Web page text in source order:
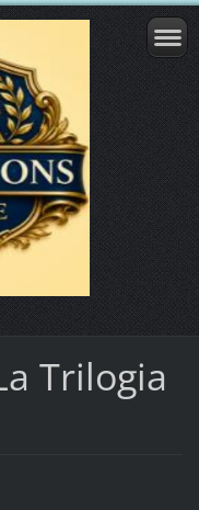
Trilogia